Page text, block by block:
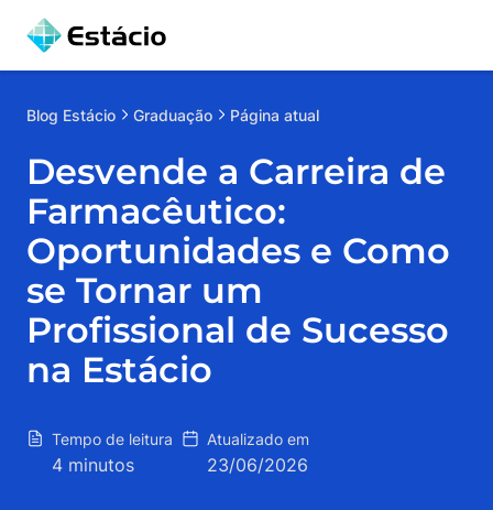
Blog Estácio Graduação Página atual
Desvende a Carreira de
Farmacêutico:
Oportunidades e Como
se Tornar um
Profissional de Sucesso
na Estácio
Tempo de leitura
4 minutos
Atualizado em
23/06/2026